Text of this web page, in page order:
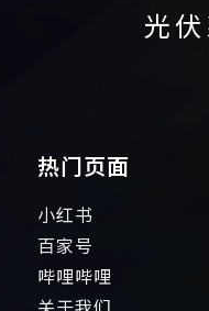
光
热门页面
小红书
百家号
哔哩哔哩